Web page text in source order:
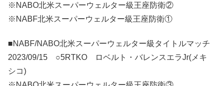
※NABO北米スーパーウェルター級王座防衛②
※NABF北米スーパーウェルター級王座防衛①
■NABF/NABO北米スーパーウェルター級タイトルマッチ
2023/09/15 ○5RTKO ロベルト・バレンスエラJr(メキ
シコ)